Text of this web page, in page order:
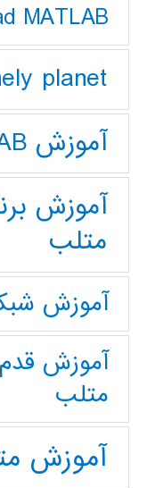
MATLAB
planet
آموزش MATLAB
آموزش
متلب
آموزش
آموزش قدم
متلب
آموزش